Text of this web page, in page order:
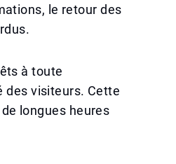
le retour des
à toute
des visiteurs. Cette
longues heures